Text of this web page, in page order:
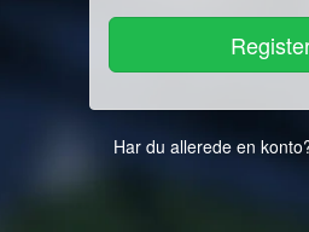
Har du allerede en